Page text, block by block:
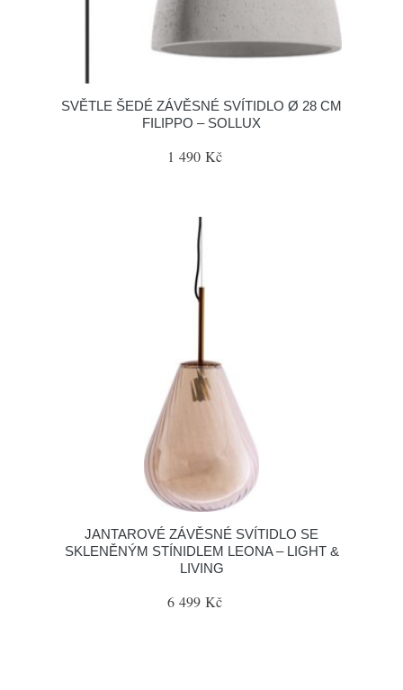
SVĚTLE ŠEDÉ ZÁVĚSNÉ SVÍTIDLO Ø 28 CM
FILIPPO – SOLLUX
1 490 Kč
JANTAROVÉ ZÁVĚSNÉ SVÍTIDLO SE
SKLENĚNÝM STÍNIDLEM LEONA – LIGHT &
LIVING
6 499 Kč